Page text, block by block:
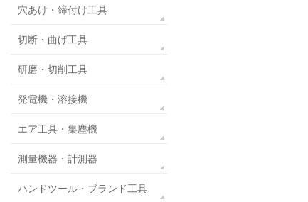
穴あけ・締付け工具
切断・曲げ工具
研磨・切削工具
発電機・溶接機
エア工具・集塵機
測量機器・計測器
ハンドツール・ブランド工具